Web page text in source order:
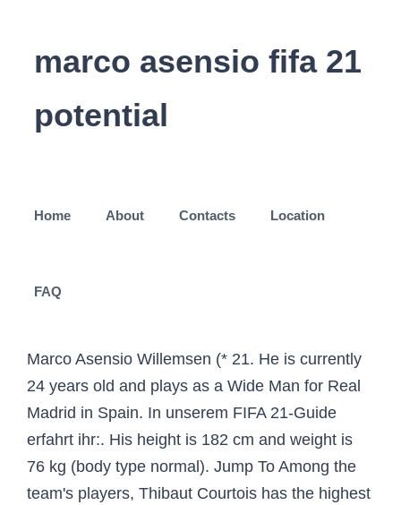
marco asensio fifa 21
potential
Home About Contacts Location
FAQ
Marco Asensio Willemsen (* 21. He is currently
24 years old and plays as a Wide Man for Real
Madrid in Spain. In unserem FIFA 21-Guide
erfahrt ihr:. His height is 182 cm and weight is
76 kg (body type normal). Jump To Among the
team's players, Thibaut Courtois has the highest